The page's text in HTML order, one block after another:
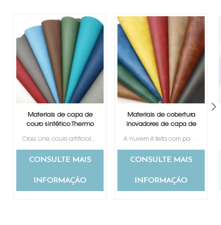
Materiais de capa de
couro sintético Thermo
Cross Line, couro artificial PU para capas de encadernação, confeccionado sem agredir a natureza e os animais, textura especial tipo têxtil.
CONSULTE MAIS
INFORMAÇÃO
Materiais de cobertura
inovadores de capa de
A nuvem é feita com papel removível e depois impressa com um desenho semelhante a uma nuvem. É lindo e clássico, escolhido por muitos clientes.
CONSULTE MAIS
INFORMAÇÃO